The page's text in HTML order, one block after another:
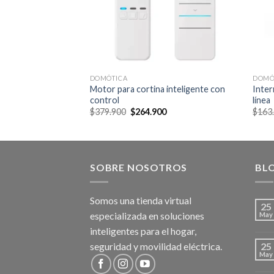
DOMÓTICA
Motor para cortina inteligente con
control
$379.900 Original
price
$264.900Current
línea
$
SOBRE NOSOTROS
Somos una tienda virtual
especializada en soluciones
inteligentes para el hogar,
seguridad y movilidad eléctrica.
25
May
25
May